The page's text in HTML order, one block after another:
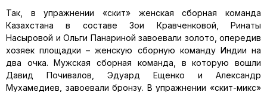
Так, в упражнении «скит» женская сборная команда
Казахстана в составе Зои Кравченковой, Ринаты
Насыровой и Ольги Панариной завоевали золото, опередив
хозяек площадки – женскую сборную команду Индии на
два очка. Мужская сборная команда, в которую вошли
Давид Почивалов, Эдуард Ещенко и Александр
Мухамедиев, завоевали бронзу. В упражнении «скит-микс»